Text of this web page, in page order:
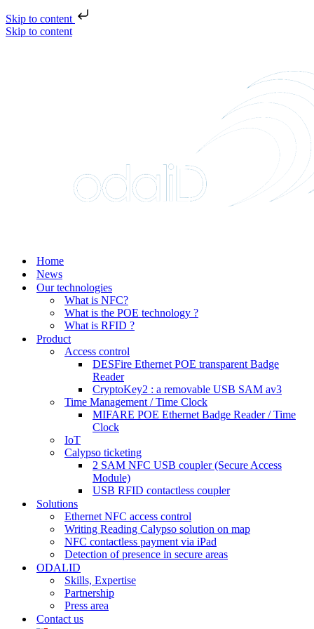
Skip to content
Skip to content
Home
News
Our technologies
What is NFC?
What is the POE technology ?
What is RFID ?
Product
Access control
DESFire Ethernet POE transparent Badge
Reader
CryptoKey2 : a removable USB SAM av3
Time Management / Time Clock
MIFARE POE Ethernet Badge Reader / Time
Clock
IoT
Calypso ticketing
2 SAM NFC USB coupler (Secure Access
Module)
USB RFID contactless coupler
Solutions
Ethernet NFC access control
Writing Reading Calypso solution on map
NFC contactless payment via iPad
Detection of presence in secure areas
ODALID
Skills, Expertise
Partnership
Press area
Contact us